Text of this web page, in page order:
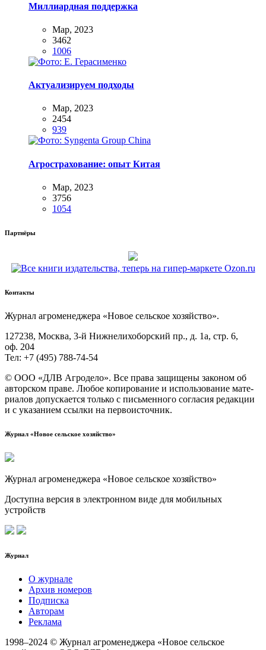
Миллиардная поддержка
Мар, 2023
3462
1006
Актуализируем подходы
Мар, 2023
2454
939
Агрострахование: опыт Китая
Мар, 2023
3756
1054
Партнёры
Контакты
Жур­нал агро­ме­не­дже­ра «Новое сель­ское хозяйство».
127238, Москва, 3‑й Ниж­не­ли­хо­бор­ский пр., д. 1а, стр. 6,
оф. 204
Тел: +7 (495) 788‑74‑54
© ООО «ДЛВ Агро­де­ло». Все пра­ва защи­ще­ны зако­ном об
автор­ском пра­ве. Любое копи­ро­ва­ние и исполь­зо­ва­ние мате­
ри­а­лов допус­ка­ет­ся толь­ко с пись­мен­но­го согла­сия редак­ции
и с ука­за­ни­ем ссыл­ки на первоисточник.
Журнал «Новое сельское хозяйство»
Журнал агроменеджера «Новое сельское хозяйство»
Доступна версия в электронном виде для мобильных
устройств
Журнал
О журнале
Архив номеров
Подписка
Авторам
Реклама
1998–2024 © Журнал агроменеджера «Новое сельское